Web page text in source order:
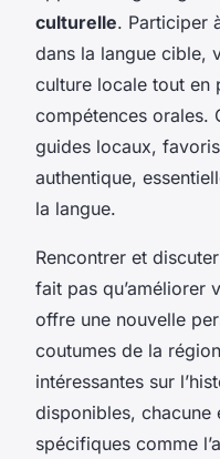
culturelle. Participer
dans la langue cible,
culture locale tout en
compétences orales.
guides locaux,
authentique,
la langue.
Rencontrer et
fait pas qu’améliorer
offre une nouvelle
coutumes de la
intéressantes sur
disponibles, chacune
spécifiques comme